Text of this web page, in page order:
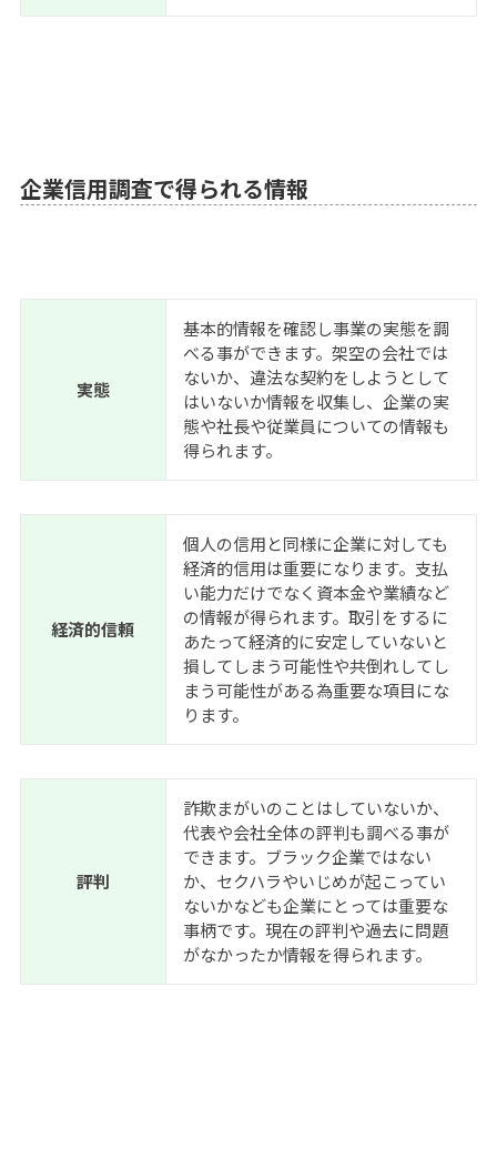
企業信用調査で得られる情報
実態
基本的情報を確認し事業の実態を調
べる事ができます。架空の会社では
ないか、違法な契約をしようとして
はいないか情報を収集し、企業の実
態や社長や従業員についての情報も
得られます。
経済的信頼
個人の信用と同様に企業に対しても
経済的信用は重要になります。支払
い能力だけでなく資本金や業績など
の情報が得られます。取引をするに
あたって経済的に安定していないと
損してしまう可能性や共倒れしてし
まう可能性がある為重要な項目にな
ります。
評判
詐欺まがいのことはしていないか、
代表や会社全体の評判も調べる事が
できます。ブラック企業ではない
か、セクハラやいじめが起こってい
ないかなども企業にとっては重要な
事柄です。現在の評判や過去に問題
がなかったか情報を得られます。